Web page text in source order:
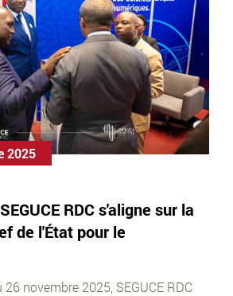
2025
RDC s'aligne sur la
de l'État pour le
novembre 2025, SEGUCE RDC